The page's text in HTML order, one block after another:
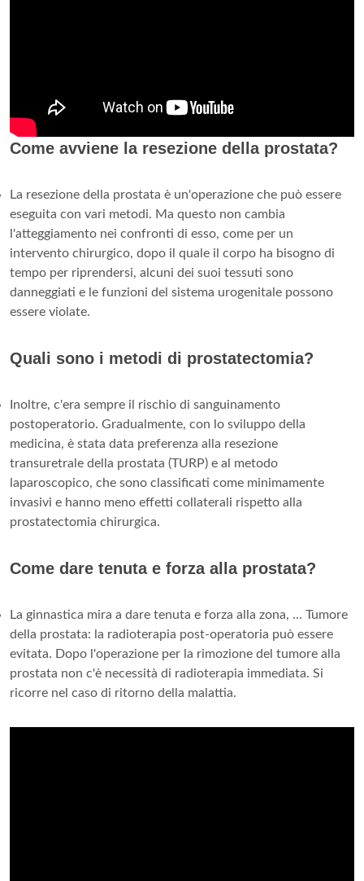
Come avviene la resezione della prostata?
La resezione della prostata è un'operazione che può essere
eseguita con vari metodi. Ma questo non cambia
l'atteggiamento nei confronti di esso, come per un
intervento chirurgico, dopo il quale il corpo ha bisogno di
tempo per riprendersi, alcuni dei suoi tessuti sono
danneggiati e le funzioni del sistema urogenitale possono
essere violate.
Quali sono i metodi di prostatectomia?
Inoltre, c'era sempre il rischio di sanguinamento
postoperatorio. Gradualmente, con lo sviluppo della
medicina, è stata data preferenza alla resezione
transuretrale della prostata (TURP) e al metodo
laparoscopico, che sono classificati come minimamente
invasivi e hanno meno effetti collaterali rispetto alla
prostatectomia chirurgica.
Come dare tenuta e forza alla prostata?
La ginnastica mira a dare tenuta e forza alla zona, ... Tumore
della prostata: la radioterapia post-operatoria può essere
evitata. Dopo l'operazione per la rimozione del tumore alla
prostata non c'è necessità di radioterapia immediata. Si
ricorre nel caso di ritorno della malattia.